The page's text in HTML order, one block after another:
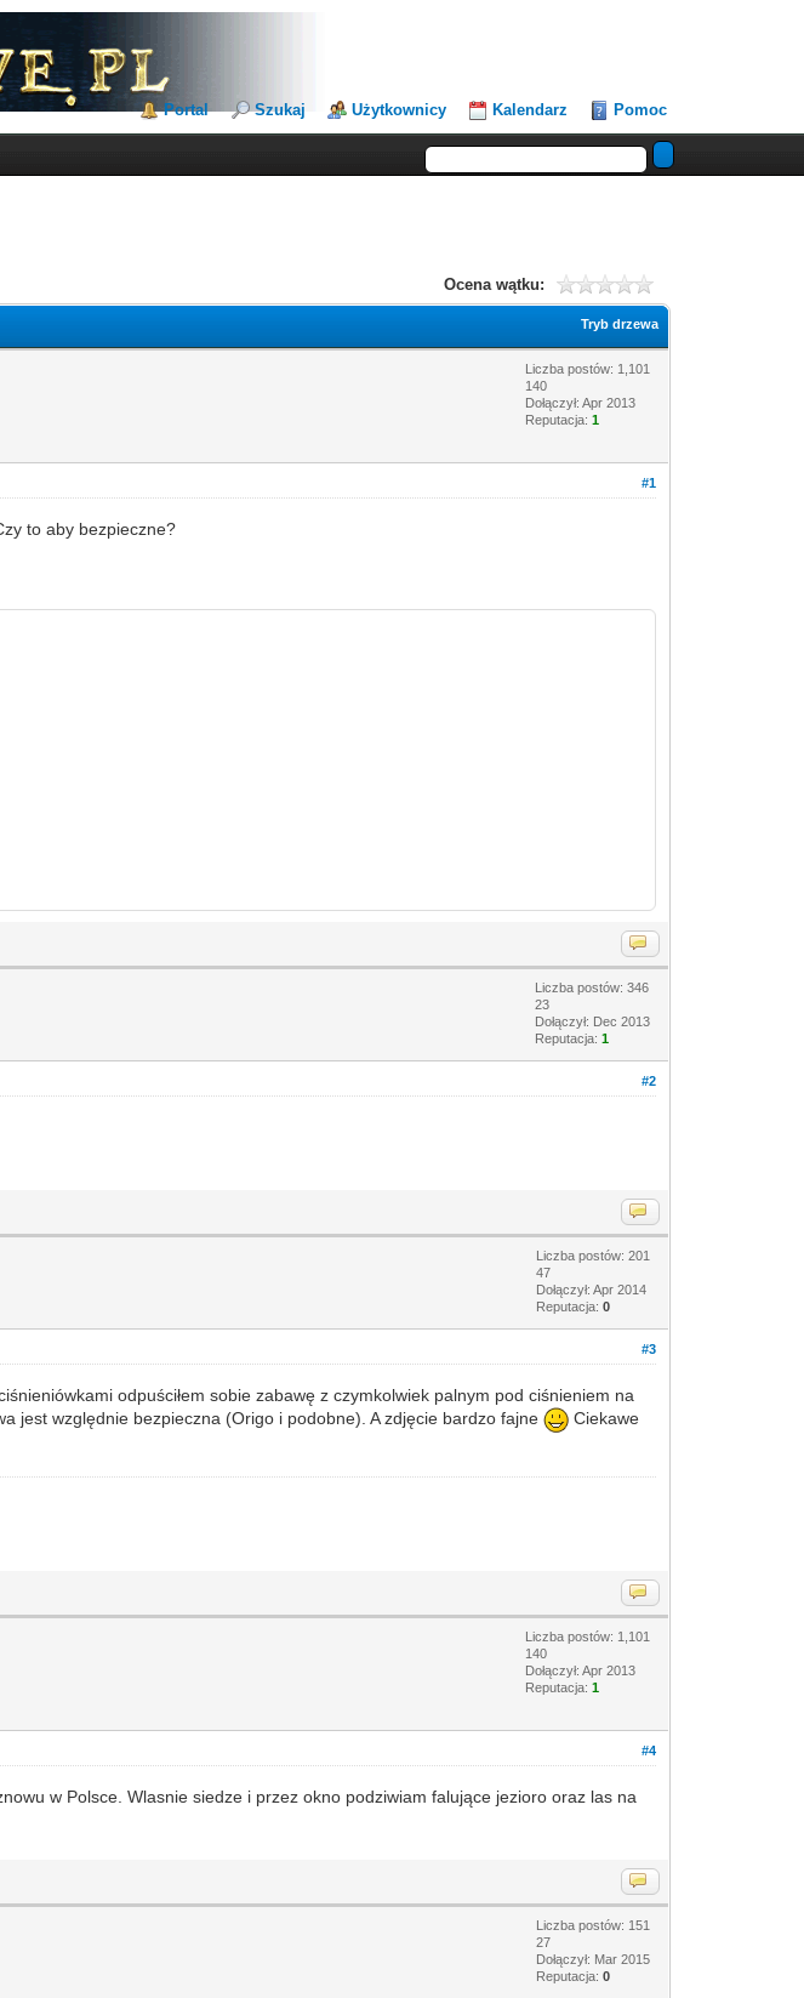
Portal Szukaj Użytkownicy Kalendarz Pomoc
Ocena wątku:
Tryb drzewa
Liczba postów: 1,101
140
Dołączył: Apr 2013
Reputacja:1
#1
to aby bezpieczne?
Liczba postów: 346
23
Dołączył: Dec 2013
Reputacja:1
#2
Liczba postów: 201
47
Dołączył: Apr 2014
Reputacja:0
#3
odpuściłem sobie zabawę z czymkolwiek palnym pod ciśnieniem na
jest względnie bezpieczna (Origo i podobne). A zdjęcie bardzo fajne
Ciekawe
Liczba postów: 1,101
140
Dołączył: Apr 2013
Reputacja:1
#4
w Polsce. Wlasnie siedze i przez okno podziwiam falujące jezioro oraz las na
Liczba postów: 151
27
Dołączył: Mar 2015
Reputacja:0